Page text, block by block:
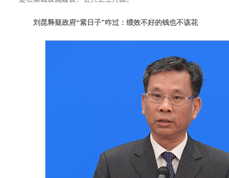
刘昆释疑政府“紧日子”咋过：绩效不好的钱也不该花